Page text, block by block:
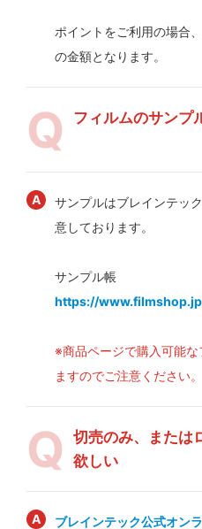
ポイントをご利用の場合
の金額となります。
フィルムのサンプ
サンプルはブレインテッ
意しております。
サンプル帳
https://
※商品ページで購入可能
ますのでご注意ください。
切売のみ、または
欲しい
ブレインテック公式オン